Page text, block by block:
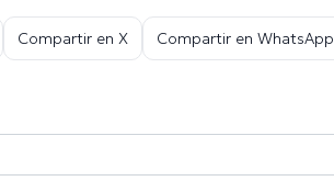
Compartir en X Compartir en WhatsApp